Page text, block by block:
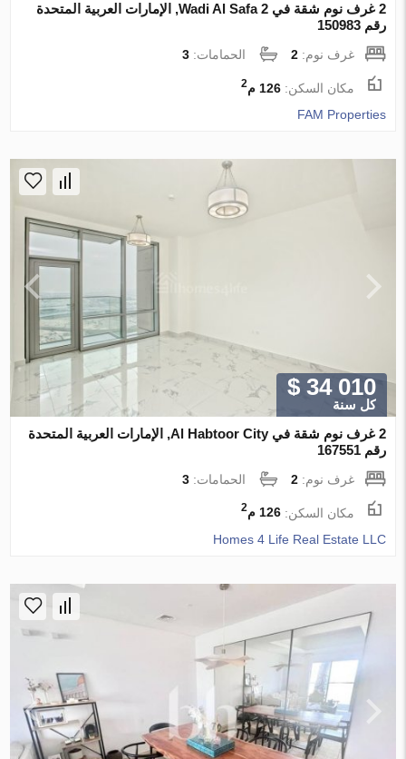
2 غرف نوم شقة في Wadi Al Safa 2, الإمارات العربية المتحدة
رقم 150983
غرف نوم:2 الحمامات:3
مكان السكن:126 م 2
FAM Properties
$ 34 010
كل سنة
2 غرف نوم شقة في Al Habtoor City, الإمارات العربية المتحدة
رقم 167551
غرف نوم:2 الحمامات:3
مكان السكن:126 م 2
Homes 4 Life Real Estate LLC